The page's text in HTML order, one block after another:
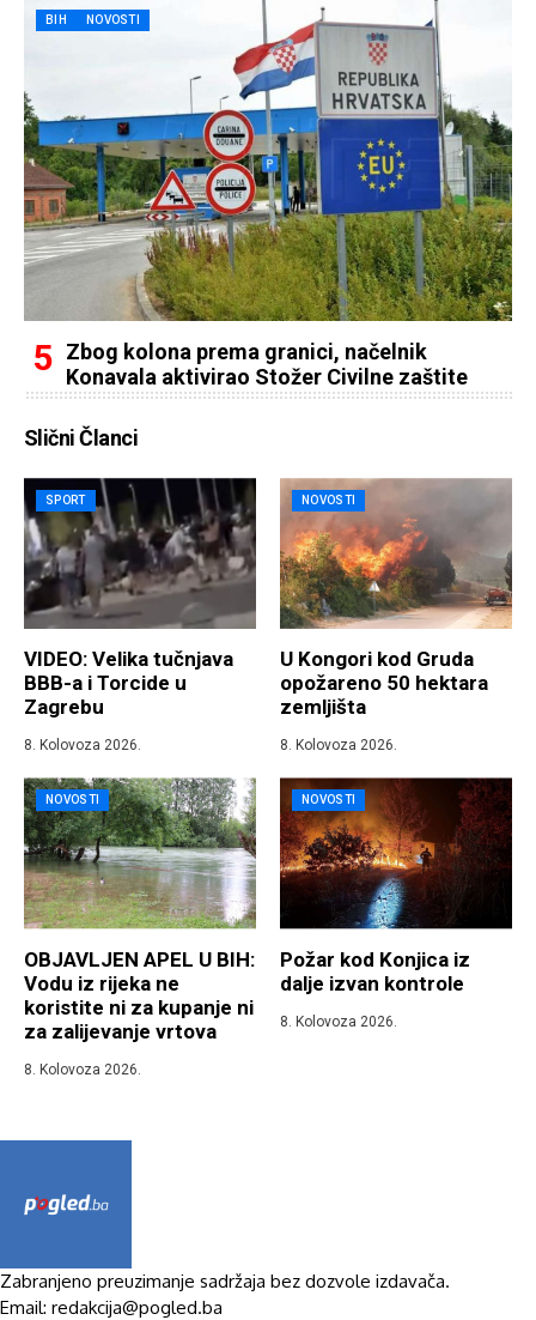
BIH NOVOSTI
Zbog kolona prema granici, načelnik
Konavala aktivirao Stožer Civilne zaštite
Slični Članci
SPORT
VIDEO: Velika tučnjava
BBB-a i Torcide u
Zagrebu
8. Kolovoza 2026.
NOVOSTI
U Kongori kod Gruda
opožareno 50 hektara
zemljišta
8. Kolovoza 2026.
NOVOSTI
OBJAVLJEN APEL U BIH:
Vodu iz rijeka ne
koristite ni za kupanje ni
za zalijevanje vrtova
8. Kolovoza 2026.
NOVOSTI
Požar kod Konjica iz
dalje izvan kontrole
8. Kolovoza 2026.
Zabranjeno preuzimanje sadržaja bez dozvole izdavača.
Email: redakcija@pogled.ba